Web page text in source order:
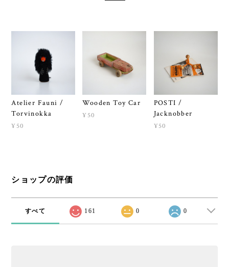
Atelier Fauni /
Torvinokka
¥50
Wooden Toy Car
¥50
POSTI /
Jacknobber
¥50
ショップの評価
すべて 161 0 0